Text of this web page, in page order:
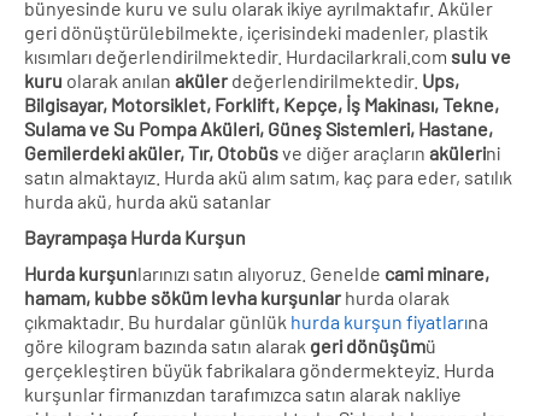
bünyesinde kuru ve sulu olarak ikiye ayrılmaktafır. Aküler
geri dönüştürülebilmekte, içerisindeki madenler, plastik
kısımları değerlendirilmektedir. Hurdacilarkrali.com sulu ve
kuru olarak anılan aküler değerlendirilmektedir. Ups,
Bilgisayar, Motorsiklet, Forklift, Kepçe, İş Makinası, Tekne,
Sulama ve Su Pompa Aküleri, Güneş Sistemleri, Hastane,
Gemilerdeki aküler, Tır, Otobüsve diğer araçların akülerini
satın almaktayız. Hurda akü alım satım, kaç para eder, satılık
hurda akü, hurda akü satanlar
Bayrampaşa Hurda Kurşun
Hurda kurşunlarınızı satın alıyoruz. Genelde cami minare,
hamam, kubbe söküm levha kurşunlar hurda olarak
çıkmaktadır. Bu hurdalar günlük hurda kurşun fiyatlarına
göre kilogram bazında satın alarak geri dönüşümü
gerçekleştiren büyük fabrikalara göndermekteyiz. Hurda
kurşunlar firmanızdan tarafımızca satın alarak nakliye